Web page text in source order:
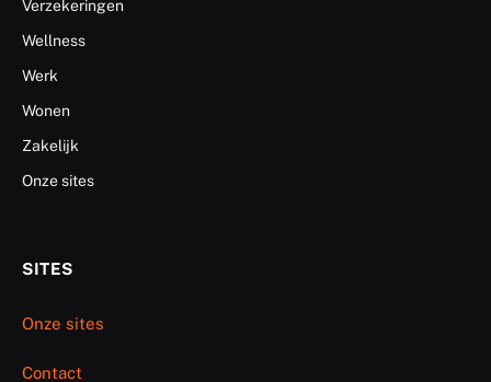
Verzekeringen
Wellness
Werk
Wonen
Zakelijk
Onze sites
SITES
Onze sites
Contact